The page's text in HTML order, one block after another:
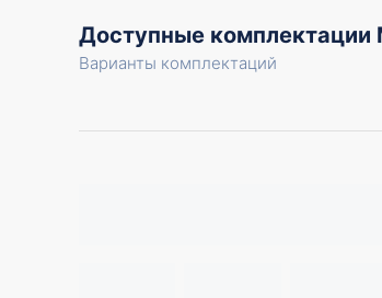
Доступные комплектации
Варианты комплектаций